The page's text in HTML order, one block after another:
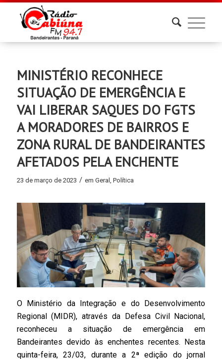
MINISTÉRIO RECONHECE
SITUAÇÃO DE EMERGÊNCIA E
VAI LIBERAR SAQUES DO FGTS
A MORADORES DE BAIRROS E
ZONA RURAL DE BANDEIRANTES
AFETADOS PELA ENCHENTE
23 de março de 2023 / em Geral , Política
O Ministério da Integração e do Desenvolvimento
Regional (MIDR), através da Defesa Civil Nacional,
reconheceu a situação de emergência em
Bandeirantes devido às enchentes recentes. Nesta
quinta-feira, 23/03, durante a 2ª edição do jornal